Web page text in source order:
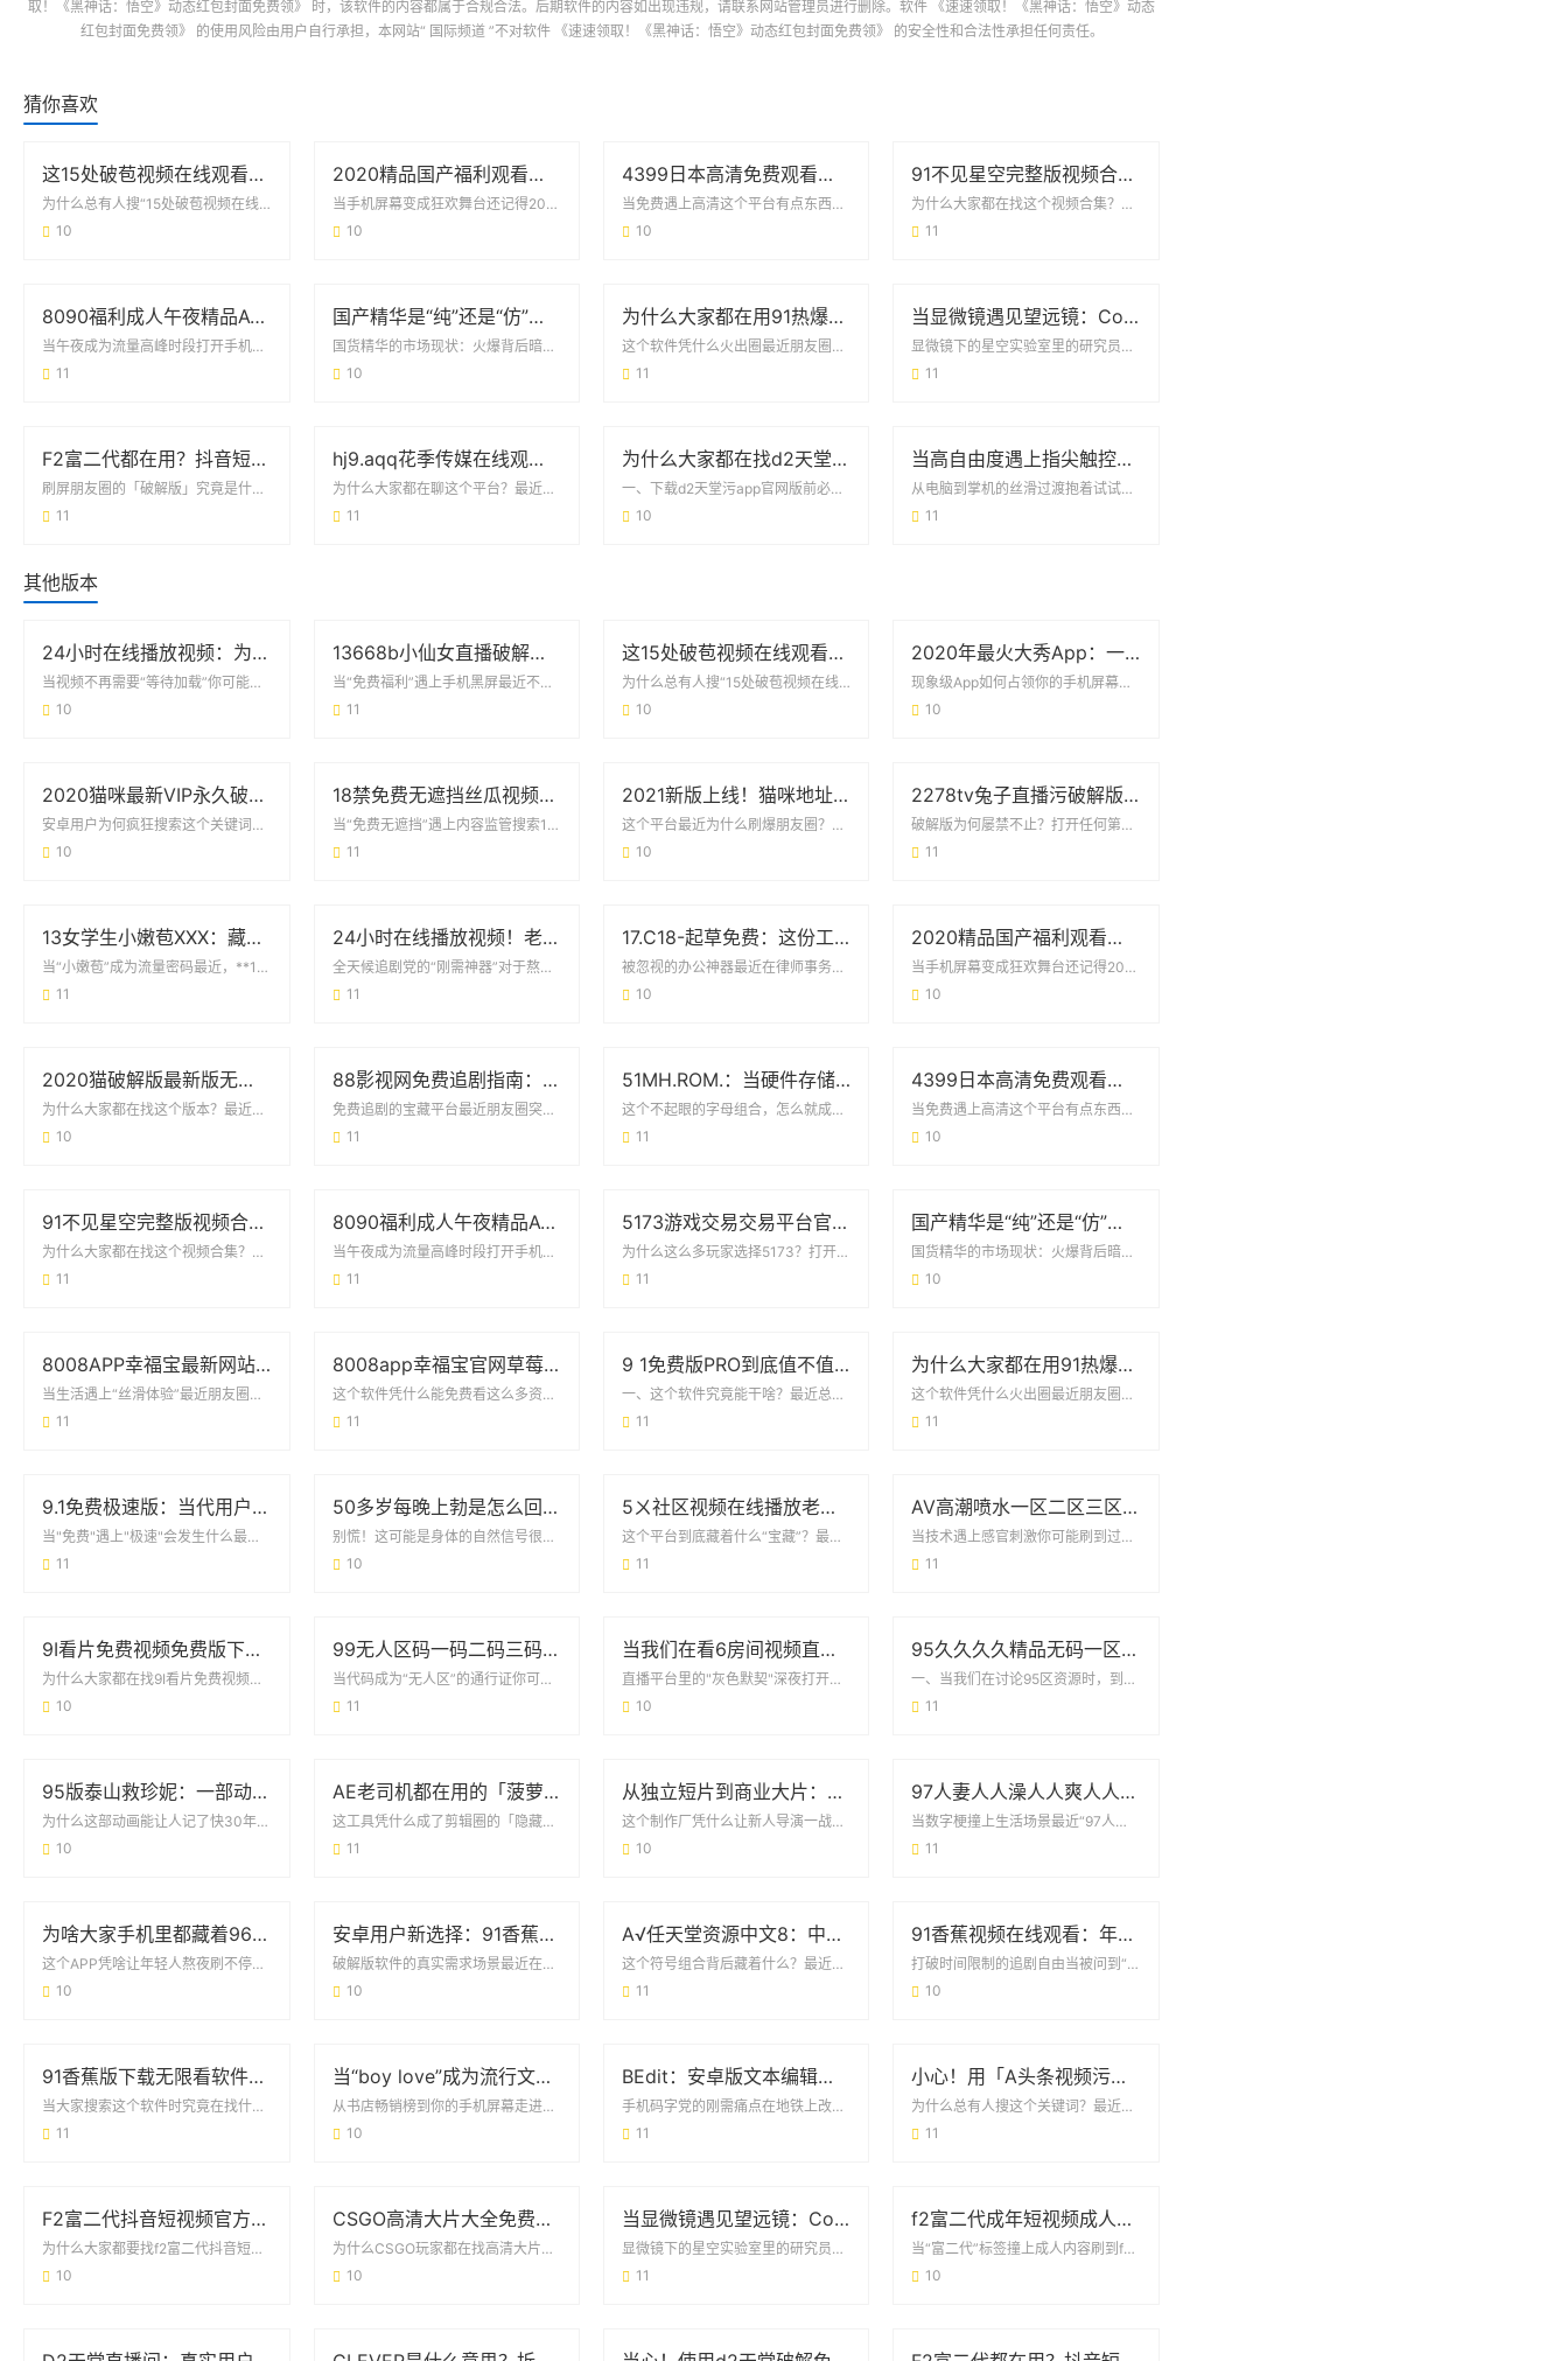
取！《黑神话：悟空》动态红包封面免费领》
时，该软件的内容都属于合规合法。后期软件的内容如出现违规，请联系网站管理员进行删除。软件 《速速领取！《黑神话：悟空》动态
红包封面免费领》
的使用风险由用户自行承担，本网站“ 国际频道”不对软件 《速速领取！《黑神话：悟空》动态红包封面免费领》 的安全性和合法性承担任何责任。
猜你喜欢
这15处破苞视频在线观看的争议 背后藏着什么真相？
为什么总有人搜“15处破苞视频在线观看”？最近各大平台的搜索记录里，15处破苞视频...
10
2020精品国产福利观看直播：一场属于普通人的快乐革命
当手机屏幕变成狂欢舞台还记得2020年那个被按下暂停键的春天吗？当电影院熄灯、KT...
10
4399日本高清免费观看视频：追剧党的新大陆与避坑指南
当免费遇上高清这个平台有点东西最近朋友圈突然冒出个神秘代码——4399日本高清免...
10
91不见星空完整版视频合集：从内容特色到使用场景的全面梳理
为什么大家都在找这个视频合集？最近不少网友在社交平台提到“91不见星空完整版视频合...
11
8090福利成人午夜精品AV：深夜内容消费背后的用户需求与行业观察
当午夜成为流量高峰时段打开手机后台数据，你会发现一个有趣的现象：晚上11点至凌晨2...
11
国产精华是“纯”还是“仿”？69个真实用户这样说
国货精华的市场现状：火爆背后暗藏争议打开某宝搜索栏输入“69国产精华”，跳出的结果...
10
为什么大家都在用91热爆app官网版？这些功能你可能还不知道
这个软件凭什么火出圈最近朋友圈总能看到91热爆app官网版的分享截图，地铁上也常遇...
11
当显微镜遇见望远镜：Cosmos里藏着多少你不知道的事
显微镜下的星空实验室里的研究员小张有个怪癖——总爱用显微镜观察咖啡渍。直到某天，他...
11
F2富二代都在用？抖音短视频官方破解版到底是个啥？
刷屏朋友圈的「破解版」究竟是什么来头最近不少人的社交圈被F2富二代抖音短视频官方破...
11
hj9.aqq花季传媒在线观看：年轻人的娱乐新选择
为什么大家都在聊这个平台？最近朋友圈里突然冒出不少人在讨论hj9.aqq花季传媒在...
11
为什么大家都在找d2天堂污app下载官网版？看完这篇你就懂了
一、下载d2天堂污app官网版前必须知道的三件事最近在各大论坛里，总能看到网友在问...
10
当高自由度遇上指尖触控：聊聊**Honey Select2手机版**的真实体验
从电脑到掌机的丝滑过渡抱着试试看的心态下载了Honey Select2手机版，原本...
11
其他版本
24小时在线播放视频：为什么它正在重塑你的娱乐生活？
当视频不再需要“等待加载”你可能刚用手机点开某个剧集时，发现右上角的“24小时在线...
10
13668b小仙女直播破解版：用户关心的真相与避坑指南
当“免费福利”遇上手机黑屏最近不少人在社交平台刷到13668b小仙女直播破解版的安...
11
这15处破苞视频在线观看的争议 背后藏着什么真相？
为什么总有人搜“15处破苞视频在线观看”？最近各大平台的搜索记录里，15处破苞视频...
10
2020年最火大秀App：一场全民狂欢背后的真相
现象级App如何占领你的手机屏幕说到2020年最火大秀App，相信很多人都会想起那...
10
2020猫咪最新VIP永久破解版安卓版：用户真实需求与风险避坑指南
安卓用户为何疯狂搜索这个关键词？最近在各大论坛和贴吧，2020猫咪最新VIP永久破...
10
18禁免费无遮挡丝瓜视频大秀版：用户需求与平台安全的双向博弈
当“免费无遮挡”遇上内容监管搜索18禁免费无遮挡丝瓜视频大秀版的人，本质上在寻找两...
11
2021新版上线！猫咪地址在线观看的正确打开方式
这个平台最近为什么刷爆朋友圈？最近不少铲屎官都在问2021新版猫咪地址在线观看到底...
10
2278tv兔子直播污破解版无限次数版：用户追捧背后的多重隐患
破解版为何屡禁不止？打开任何第三方应用市场搜索2278tv兔子直播污破解版无限次数...
11
13女学生小嫩苞XXX：藏在标签下的真实声音
当“小嫩苞”成为流量密码最近，**13女学生小嫩苞XXX**这个关键词频繁出现在各...
11
24小时在线播放视频！老司机app为何成为用户心头好？
全天候追剧党的“刚需神器”对于熬夜刷剧、通勤补番的年轻人来说，24小时在线播放视频...
11
17.C18-起草免费：这份工具如何帮你省下90%的文书时间？
被忽视的办公神器最近在律师事务所实习的小张发现，同事都在用17.C18-起草免费系...
10
2020精品国产福利观看直播：一场属于普通人的快乐革命
当手机屏幕变成狂欢舞台还记得2020年那个被按下暂停键的春天吗？当电影院熄灯、KT...
10
2020猫破解版最新版无限观看版：这些真相你可能还不知道
为什么大家都在找这个版本？最近后台收到不少私信，都在问关于2020猫破解版最新版无...
10
88影视网免费追剧指南：《大唐荣耀》为何成为古装剧迷的首选？
免费追剧的宝藏平台最近朋友圈突然被安利起88影视网免费的电视剧大唐荣耀，原本以为是...
11
51MH.ROM.：当硬件存储遇上智能生活的化学反应
这个不起眼的字母组合，怎么就成了科技圈的暗号？最近总有人在问：51MH.ROM.到...
11
4399日本高清免费观看视频：追剧党的新大陆与避坑指南
当免费遇上高清这个平台有点东西最近朋友圈突然冒出个神秘代码——4399日本高清免...
10
91不见星空完整版视频合集：从内容特色到使用场景的全面梳理
为什么大家都在找这个视频合集？最近不少网友在社交平台提到“91不见星空完整版视频合...
11
8090福利成人午夜精品AV：深夜内容消费背后的用户需求与行业观察
当午夜成为流量高峰时段打开手机后台数据，你会发现一个有趣的现象：晚上11点至凌晨2...
11
5173游戏交易交易平台官网：玩家必看的交易攻略与安全手册
为什么这么多玩家选择5173？打开手机随便搜“游戏账号买卖”，前三条结果里准有51...
11
国产精华是“纯”还是“仿”？69个真实用户这样说
国货精华的市场现状：火爆背后暗藏争议打开某宝搜索栏输入“69国产精华”，跳出的结果...
10
8008APP幸福宝最新网站丝瓜：如何用这款工具找到你的快乐星球？
当生活遇上“丝滑体验”最近朋友圈里总有人提到8008APP幸福宝最新网站丝瓜，乍听...
11
8008app幸福宝官网草莓视频免费：如何安全解锁观影新姿势？
这个软件凭什么能免费看这么多资源？最近朋友圈突然冒出好多人在聊8008app幸福宝...
11
9 1免费版PRO到底值不值得下载？这些细节必须看
一、这个软件究竟能干啥？最近总有人在问9 1免费版PRO下载到底靠不靠谱。先说结论...
11
为什么大家都在用91热爆app官网版？这些功能你可能还不知道
这个软件凭什么火出圈最近朋友圈总能看到91热爆app官网版的分享截图，地铁上也常遇...
11
9.1免费极速版：当代用户的效率神器还是营销噱头？
当"免费"遇上"极速"会发生什么最近朋友圈突然被9.1免费极速版刷屏，这个数字组合...
11
50多岁每晚上勃是怎么回事？医生解读真实原因和应对方案
别慌！这可能是身体的自然信号很多50多岁男性发现**每晚睡觉时频繁勃起**，第一反...
10
5ㄨ社区视频在线播放老司机版：为什么它成了用户找资源的“万能钥匙”？
这个平台到底藏着什么“宝藏”？最近刷朋友圈总能看到有人提到5ㄨ社区视频在线播放老司...
11
AV高潮喷水一区二区三区：真实体验与用户争议全记录
当技术遇上感官刺激你可能刷到过那些夸张的短视频——某款产品号称能让用户瞬间进入AV...
11
9I看片免费视频免费版下载：高清影视资源一网打尽
为什么大家都在找9I看片免费视频免费版下载？最近刷短视频时，总能看到网友在讨论9I...
10
99无人区码一码二码三码四码：藏在代码里的秘密与挑战
当代码成为“无人区”的通行证你可能在物流快递单、共享设备后台甚至小区门禁系统里，见...
11
当我们在看6房间视频直播在线观看污版时 到底在看什么？
直播平台里的"灰色默契"深夜打开手机，总有人会不自觉地输入6房间视频直播在线观看污...
10
95久久久久精品无码一区二区：用户需求与资源分类的实战观察
一、当我们在讨论95区资源时，到底在关注什么？打开任何一个资源聚合平台，你会发现9...
11
95版泰山救珍妮：一部动画经典的冒险与情感密码
为什么这部动画能让人记了快30年？1995年迪士尼推出的《泰山救珍妮》（实际原名为...
10
AE老司机都在用的「菠萝蜜免费版」，到底有什么魔力？
这工具凭什么成了剪辑圈的「隐藏福利」？最近刷短视频总能看到同行作品带着AE老司机菠...
11
从独立短片到商业大片：解码9I电影制作厂的爆款基因
这个制作厂凭什么让新人导演一战成名？当同行还在用流量明星撑票房时，9I电影制作厂已...
10
97人妻人人澡人人爽人人澡人人学生：一场关于符号与现实的碰撞
当数字梗撞上生活场景最近“97人妻人人澡人人爽人人澡人人学生”这串字符在社交平台疯...
11
为啥大家手机里都藏着9612黄桃视频iOS？看完这几点你就懂了
这个APP凭啥让年轻人熬夜刷不停？最近在iOS用户圈里，有个叫9612黄桃视频iO...
10
安卓用户新选择：91香蕉app破解版免次数福利版体验报告
破解版软件的真实需求场景最近在安卓用户圈里，91香蕉app破解版免次数安卓福利版的...
10
A√任天堂资源中文8：中文玩家的宝藏库与游戏生态革新
这个符号组合背后藏着什么？最近在游戏论坛里频繁出现的“A√任天堂资源中文8”，乍看...
11
91香蕉视频在线观看：年轻人都在追的娱乐新阵地
打破时间限制的追剧自由当被问到“最近下班后干什么”时，越来越多年轻人会笑着掏出手机...
10
91香蕉版下载无限看软件：用户关心的那些事儿
当大家搜索这个软件时究竟在找什么？最近发现不少朋友都在问91香蕉版下载无限看软件...
11
当“boy love”成为流行文化：那些你不可不知的日常现象
从书店畅销榜到你的手机屏幕走进任何一家书店的漫画区，《Given》《世界第一初恋》...
10
BEdit：安卓版文本编辑器的「轻量级」生存法则
手机码字党的刚需痛点在地铁上改合同、在咖啡店记灵感、在会议室速记要点——当代人用手...
11
小心！用「A头条视频污破解版百度云」的人现在都后悔了
为什么总有人搜这个关键词？最近在搜索引擎上，「A头条视频污破解版百度云」这个关键词...
11
F2富二代抖音短视频官方下载安装指南：安全获取与使用全攻略
为什么大家都要找f2富二代抖音短视频官方下载安装？最近朋友圈突然被“f2富二代抖音...
10
CSGO高清大片大全免费观看：玩家的必备资源库与实战技巧
为什么CSGO玩家都在找高清大片？打开任何一个CSGO玩家群，你会发现大家讨论的除...
10
当显微镜遇见望远镜：Cosmos里藏着多少你不知道的事
显微镜下的星空实验室里的研究员小张有个怪癖——总爱用显微镜观察咖啡渍。直到某天，他...
11
f2富二代成年短视频成人版：一场流量狂欢下的争议与真相
当“富二代”标签撞上成人内容刷到f2富二代成年短视频成人版时，很多人第一反应是“猎...
10